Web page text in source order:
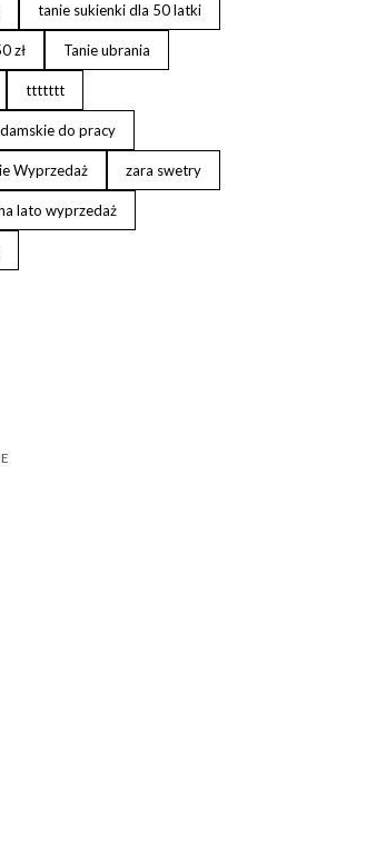
tanie sukienki dla 50 latki
zł Tanie ubrania
ttttttt
do pracy
Wyprzedaż zara swetry
lato wyprzedaż